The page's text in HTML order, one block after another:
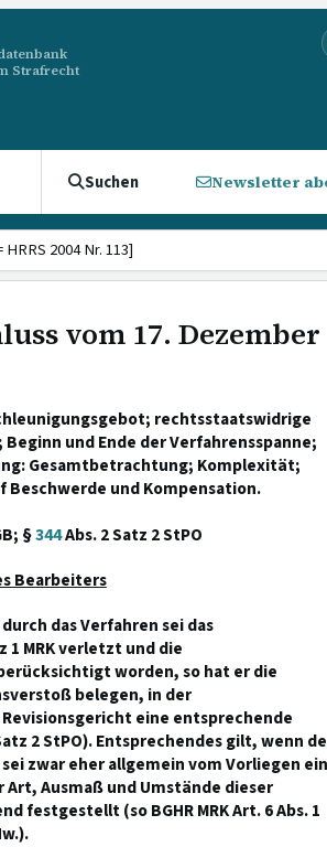
Strafrecht
Suchen Newsletter
2004 Nr. 113]
vom 17. Dezember
rechtsstaatswidrige
und Ende der Verfahrensspanne;
Gesamtbetrachtung; Komplexität;
und Kompensation.
§344Abs. 2 Satz 2 StPO
Bearbeiters
das Verfahren sei das
1 MRK verletzt und die
worden, so hat er die
belegen, in der
eine entsprechende
2 StPO). Entsprechendes gilt, wenn
zwar eher allgemein vom Vorliegen
Ausmaß und Umstände dieser
festgestellt (so BGHR MRK Art. 6 Abs. 1